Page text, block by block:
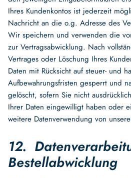
Ihres Kundenkontos ist jederzeit
Nachricht an die o.g. Adresse des
Wir speichern und verwenden die
zur Vertragsabwicklung. Nach
Vertrages oder Löschung Ihres
Daten mit Rücksicht auf steuer- und
Aufbewahrungsfristen gesperrt und
gelöscht, sofern Sie nicht
Ihrer Daten eingewilligt haben oder
weitere Datenverwendung von
12.
Bestellabwicklung